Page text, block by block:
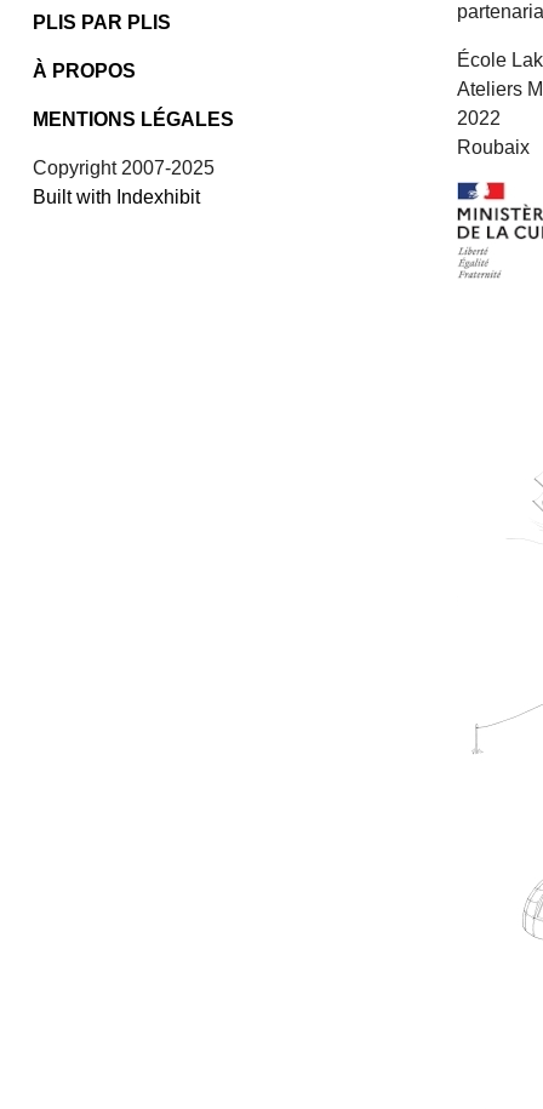
PLIS PAR PLIS
À PROPOS
MENTIONS LÉGALES
Copyright 2007-2025
Built with Indexhibit
École
Ateliers
2022
Roubaix